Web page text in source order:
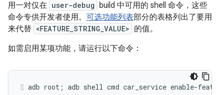
用一对仅在 user-debug build 中可用的 shell 命令，这些
命令专供开发者使用。 可选功能列表部分的表格列出了要用
来代替 <FEATURE_STRING_VALUE> 的值。
如需启用某项功能，请运行以下命令：